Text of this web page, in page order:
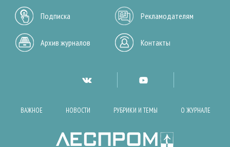
Подписка Рекламодателям
Архив журналов Контакты
ВАЖНОЕ НОВОСТИ РУБРИКИ И ТЕМЫ О ЖУРНАЛЕ